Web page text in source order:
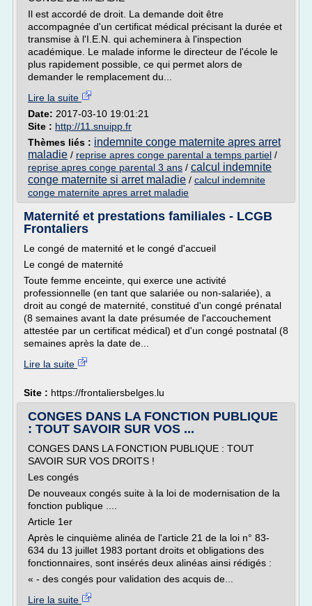
Il est accordé de droit. La demande doit être
accompagnée d'un certificat médical précisant la durée et
transmise à l'I.E.N. qui acheminera à l'inspection
académique. Le malade informe le directeur de l'école le
plus rapidement possible, ce qui permet alors de
demander le remplacement du...
Lire la suite
Date: 2017-03-10 19:01:21
Site : http://11.snuipp.fr
Thèmes liés : indemnite conge maternite apres arret
maladie / reprise apres conge parental a temps partiel /
reprise apres conge parental 3 ans / calcul indemnite
conge maternite si arret maladie / calcul indemnite
conge maternite apres arret maladie
Maternité et prestations familiales - LCGB
Frontaliers
Le congé de maternité et le congé d'accueil
Le congé de maternité
Toute femme enceinte, qui exerce une activité
professionnelle (en tant que salariée ou non-salariée), a
droit au congé de maternité, constitué d'un congé prénatal
(8 semaines avant la date présumée de l'accouchement
attestée par un certificat médical) et d'un congé postnatal (8
semaines après la date de...
Lire la suite
Site : https://frontaliersbelges.lu
CONGES DANS LA FONCTION PUBLIQUE
: TOUT SAVOIR SUR VOS ...
CONGES DANS LA FONCTION PUBLIQUE : TOUT
SAVOIR SUR VOS DROITS !
Les congés
De nouveaux congés suite à la loi de modernisation de la
fonction publique ....
Article 1er
Après le cinquième alinéa de l'article 21 de la loi n° 83-
634 du 13 juillet 1983 portant droits et obligations des
fonctionnaires, sont insérés deux alinéas ainsi rédigés :
« - des congés pour validation des acquis de...
Lire la suite